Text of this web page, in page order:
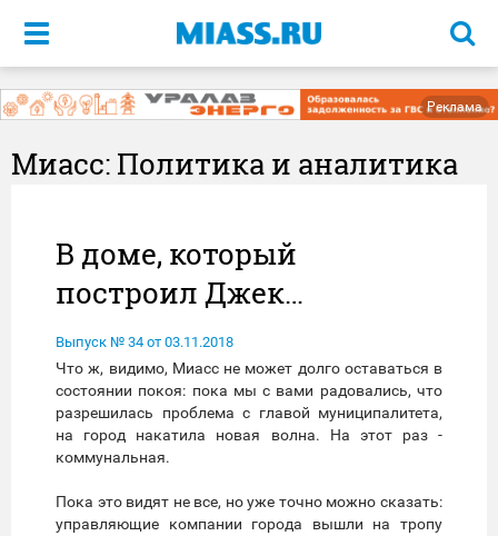
Меню
Реклама
Миасс: Политика и аналитика
В доме, который
построил Джек…
Выпуск № 34 от 03.11.2018
Что ж, видимо, Миасс не может долго оставаться в
состоянии покоя: пока мы с вами радовались, что
разрешилась проблема с главой муниципалитета,
на город накатила новая волна. На этот раз -
коммунальная.
Пока это видят не все, но уже точно можно сказать:
управляющие компании города вышли на тропу